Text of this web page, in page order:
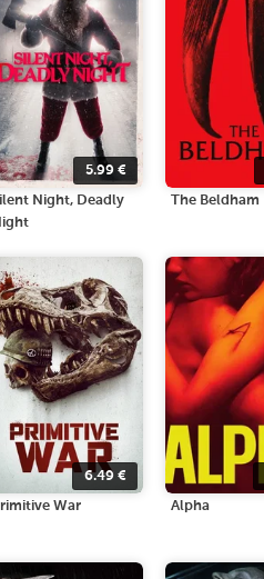
5.99 €
Night, Deadly
The Beldham
6.49 €
War Alpha